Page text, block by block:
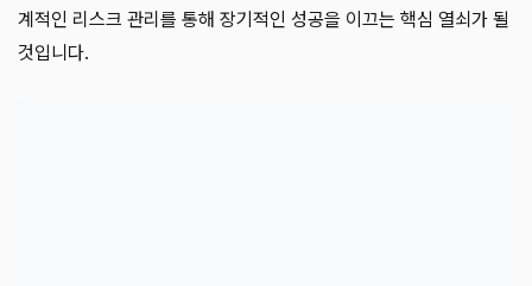
계적인 리스크 관리를 통해 장기적인 성공을 이끄는 핵심 열쇠가 될
것입니다.